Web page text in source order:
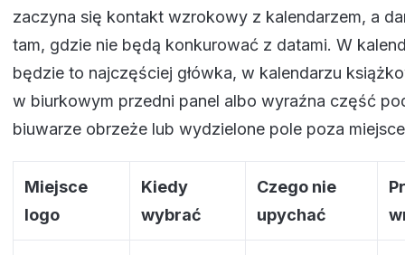
zaczyna się kontakt wzrokowy z kalendarzem, a
tam, gdzie nie będą konkurować z datami. W
będzie to najczęściej główka, w kalendarzu
w biurkowym przedni panel albo wyraźna część
biuwarze obrzeże lub wydzielone pole poza
Miejsce
logo
Kiedy
wybrać
Czego nie
upychać